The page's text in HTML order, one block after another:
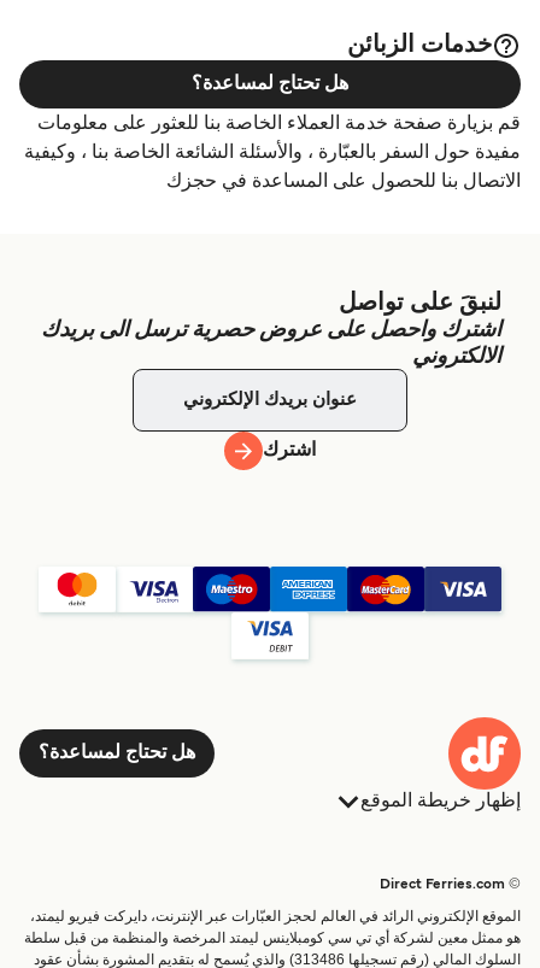
خدمات الزبائن
قم بزيارة صفحة خدمة العملاء الخاصة بنا للعثور على معلومات
مفيدة حول السفر بالعبّارة ، والأسئلة الشائعة الخاصة بنا ، وكيفية
الاتصال بنا للحصول على المساعدة في حجزك
هل تحتاج لمساعدة؟
لنبقَ على تواصل
اشترك واحصل على عروض حصرية ترسل الى بريدك
الالكتروني
اشترك
هل تحتاج لمساعدة؟
إظهار خريطة الموقع
البلدان
خدمات الزبائن
الباحث عن الرحلات والموانئ
تذاكر العبّارة
العبارات
شحن
عبارة صغيرة
© Direct Ferries.com
الموقع الإلكتروني الرائد في العالم لحجز العبّارات عبر الإنترنت، دايركت فيريو ليمتد،
هو ممثل معين لشركة أي تي سي كومبلاينس ليمتد المرخصة والمنظمة من قبل سلطة
السلوك المالي (رقم تسجيلها 313486) والذي يُسمح له بتقديم المشورة بشأن عقود